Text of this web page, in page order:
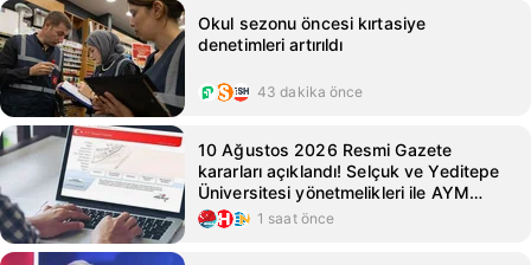
Okul sezonu öncesi kırtasiye
denetimleri artırıldı
43 dakika önce
10 Ağustos 2026 Resmi Gazete
kararları açıklandı! Selçuk ve Yeditepe
Üniversitesi yönetmelikleri ile AYM
kararları Resmi Gazete'de!
1 saat önce